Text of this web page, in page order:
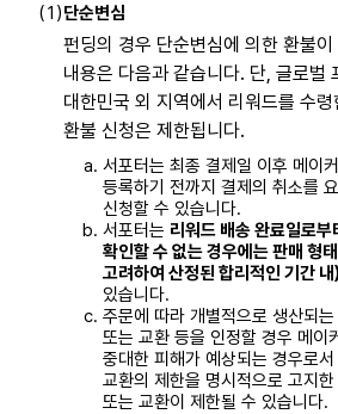
단순변심
펀딩의 경우 단순변심에 의한 환불
내용은 다음과 같습니다. 단, 글로벌
대한민국 외 지역에서 리워드를 수
환불 신청은 제한됩니다.
서포터는 최종 결제일 이후 메이
등록하기 전까지 결제의 취소를
신청할 수 있습니다.
서포터는 리워드 배송 완료일로
확인할 수 없는 경우에는 판매 형
고려하여 산정된 합리적인 기간 내
있습니다.
주문에 따라 개별적으로 생산되
또는 교환 등을 인정할 경우 메이
중대한 피해가 예상되는 경우로
교환의 제한을 명시적으로 고지
또는 교환이 제한될 수 있습니다.